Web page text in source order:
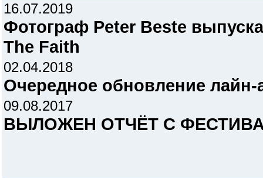
16.07.2019
Фотограф Peter Beste
The Faith
02.04.2018
Очередное обновление лайн-
09.08.2017
ВЫЛОЖЕН ОТЧЁТ С